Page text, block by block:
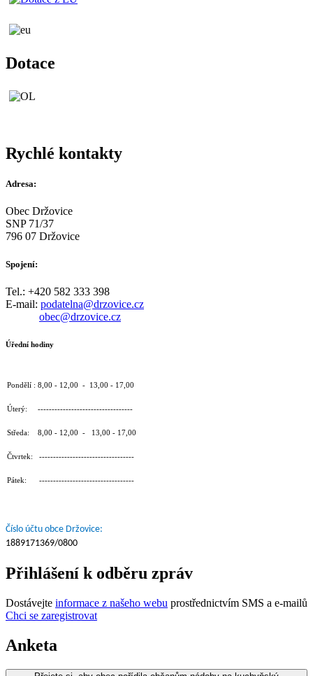
Dotace
Rychlé kontakty
Adresa:
Obec Držovice
SNP 71/37
796 07 Držovice
Spojení:
Tel.: +420 582 333 398
E-mail: podatelna@drzovice.cz
obec@drzovice.cz
Úřední hodiny
Pondělí : 8,00 - 12,00 - 13,00 - 17,00
Úterý: ----------------------------------
Středa: 8,00 - 12,00 - 13,00 - 17,00
Čtvrtek: ----------------------------------
Pátek: ----------------------------------
Číslo účtu obce Držovice:
1889171369/0800
Přihlášení k odběru zpráv
Dostávejte informace z našeho webu prostřednictvím SMS a e-mailů
Chci se zaregistrovat
Anketa